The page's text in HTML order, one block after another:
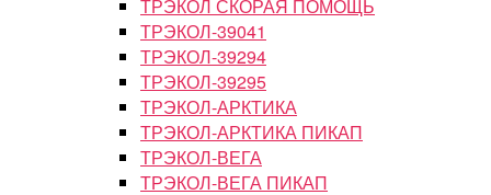
ТРЭКОЛ СКОРАЯ ПОМОЩЬ
ТРЭКОЛ-39041
ТРЭКОЛ-39294
ТРЭКОЛ-39295
ТРЭКОЛ-АРКТИКА
ТРЭКОЛ-АРКТИКА ПИКАП
ТРЭКОЛ-ВЕГА
ТРЭКОЛ-ВЕГА ПИКАП